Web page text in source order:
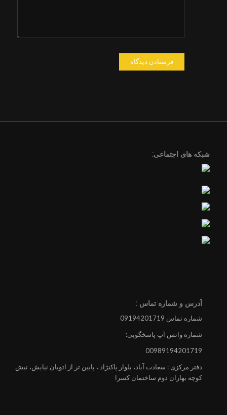
شبکه های اجتماعی:
آدرس و شماره تماس :
شماره تماس 09194201719
شماره واتس آپ پاسخگویی:
00989194201719
دفتر مرکزی : سعادت آباد، بلوار پاکنژاد ، پایین تر از اتوبان نیایش، نبش
کوچه بهاران دوم ساختمان کسرا